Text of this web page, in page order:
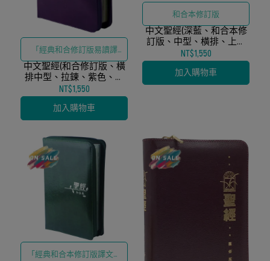
「經典和合修訂版易讀譯
文、結合典雅紫色外觀與防
護性拉鍊設計」
中文聖經(和合修訂版、橫
排中型、拉鍊、紫色、上
帝版)
NT$1,550
加入購物車
和合本修訂版
中文聖經(深藍、和合本修
訂版、中型、橫排、上帝
版、皮面拉鍊)
NT$1,550
加入購物車
「經典和合本修訂版譯文、